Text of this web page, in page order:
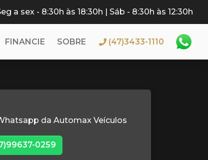
a sex - 8:30h às 18:30h | Sáb - 8:30h às 12:30h
FINANCIE SOBRE (47)3433-1110
da Automax Veículos
0259